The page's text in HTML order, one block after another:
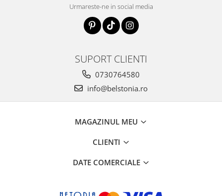
Urmareste-ne in social media
SUPORT CLIENTI
0730764580
info@belstonia.ro
MAGAZINUL MEU
CLIENTI
DATE COMERCIALE